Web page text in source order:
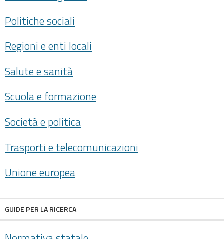
Politiche sociali
Regioni e enti locali
Salute e sanità
Scuola e formazione
Società e politica
Trasporti e telecomunicazioni
Unione europea
GUIDE PER LA RICERCA